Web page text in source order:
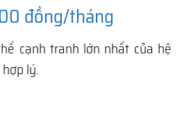
đồng/tháng
cạnh tranh lớn nhất của hệ
lý.